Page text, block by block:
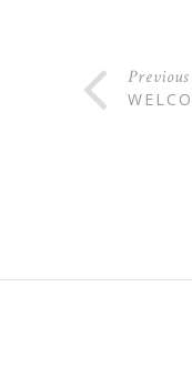
Previous